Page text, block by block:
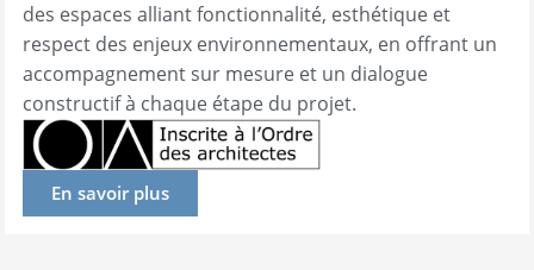
des espaces alliant fonctionnalité, esthétique et
respect des enjeux environnementaux, en offrant un
accompagnement sur mesure et un dialogue
constructif à chaque étape du projet.
En savoir plus